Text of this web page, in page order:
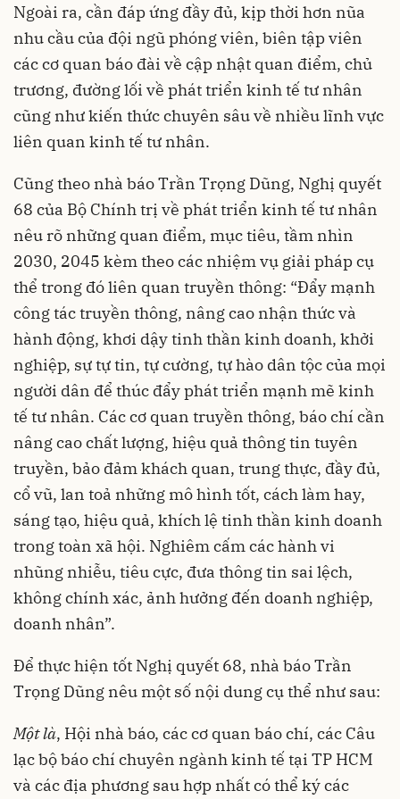
Ngoài ra, cần đáp ứng đầy đủ, kịp thời hơn nũa
nhu cầu của đội ngũ phóng viên, biên tập viên
các cơ quan báo đài về cập nhật quan điểm, chủ
trương, đường lối về phát triển kinh tế tư nhân
cũng như kiến thức chuyên sâu về nhiều lĩnh vực
liên quan kinh tế tư nhân.
Cũng theo nhà báo Trần Trọng Dũng, Nghị quyết
68 của Bộ Chính trị về phát triển kinh tế tư nhân
nêu rõ những quan điểm, mục tiêu, tầm nhìn
2030, 2045 kèm theo các nhiệm vụ giải pháp cụ
thể trong đó liên quan truyền thông: “Đẩy mạnh
công tác truyền thông, nâng cao nhận thức và
hành động, khơi dậy tinh thần kinh doanh, khởi
nghiệp, sự tự tin, tự cường, tự hào dân tộc của mọi
người dân để thúc đẩy phát triển mạnh mẽ kinh
tế tư nhân. Các cơ quan truyền thông, báo chí cần
nâng cao chất lượng, hiệu quả thông tin tuyên
truyền, bảo đảm khách quan, trung thực, đầy đủ,
cổ vũ, lan toả những mô hình tốt, cách làm hay,
sáng tạo, hiệu quả, khích lệ tinh thần kinh doanh
trong toàn xã hội. Nghiêm cấm các hành vi
nhũng nhiễu, tiêu cực, đưa thông tin sai lệch,
không chính xác, ảnh hưởng đến doanh nghiệp,
doanh nhân”.
Để thực hiện tốt Nghị quyết 68, nhà báo Trần
Trọng Dũng nêu một số nội dung cụ thể như sau:
Một là, Hội nhà báo, các cơ quan báo chí, các Câu
lạc bộ báo chí chuyên ngành kinh tế tại TP HCM
và các địa phương sau hợp nhất có thể ký các